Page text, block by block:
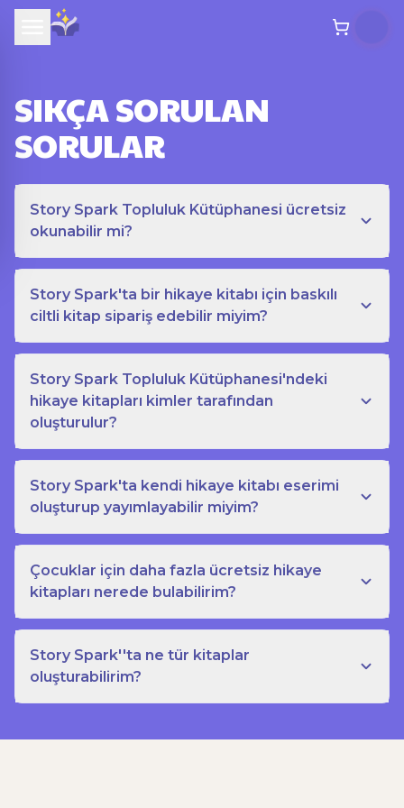
SIKÇA SORULAN
SORULAR
Story Spark Topluluk Kütüphanesi ücretsiz
okunabilir mi?
Story Spark'ta bir hikaye kitabı için baskılı
ciltli kitap sipariş edebilir miyim?
Story Spark Topluluk Kütüphanesi'ndeki
hikaye kitapları kimler tarafından
oluşturulur?
Story Spark'ta kendi hikaye kitabı eserimi
oluşturup yayımlayabilir miyim?
Çocuklar için daha fazla ücretsiz hikaye
kitapları nerede bulabilirim?
Story Spark''ta ne tür kitaplar
oluşturabilirim?